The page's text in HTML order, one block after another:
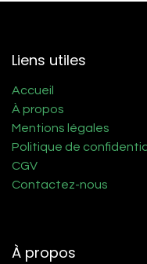
Liens utiles
Accueil
À propos
Mentions légales
Politique de
CGV
Contactez-nous
À propos